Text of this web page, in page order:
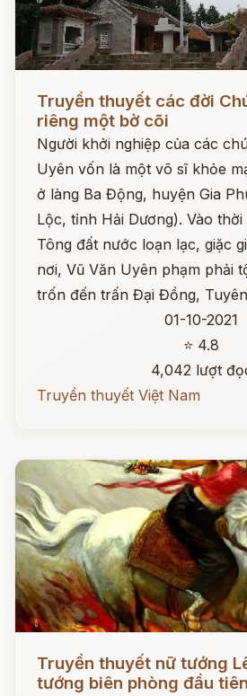
Đọc ngay
Truyền thuyết các đời
riêng một bờ cõi
Người khởi nghiệp của các
Uyên vốn là một võ sĩ khỏe
ở làng Ba Động, huyện Gia
Lộc, tỉnh Hải Dương). Vào thời
Tông đất nước loạn lạc, giặc
nơi, Vũ Văn Uyên phạm phải
trốn đến trấn Đại Đồng,
01-10-2021
⭐ 4.8
4,042 lượt
Truyền thuyết Việt Nam
Đọc ngay
Truyền thuyết nữ tướng
tướng biên phòng đầu